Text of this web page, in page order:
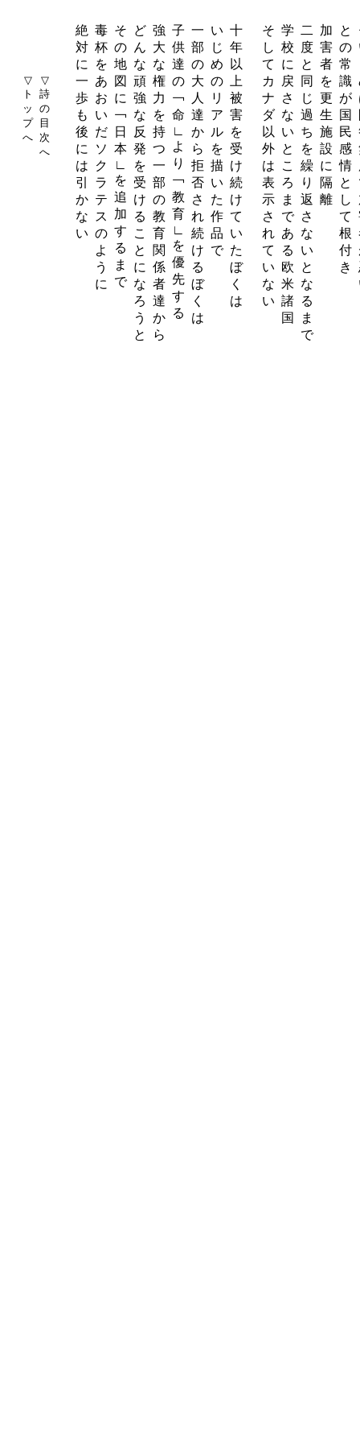
▽
ト
ッ
プ
へ
▽
詩
の
目
次
へ
絶
対
に
一
歩
も
後
に
は
引
か
な
い
毒
杯
を
あ
お
い
だ
ソ
ク
ラ
テ
ス
の
よ
う
に
そ
の
地
図
に
￢
日
本
∟
を
追
加
す
る
ま
で
ど
ん
な
頑
強
な
反
発
を
受
け
る
こ
と
に
な
ろ
う
と
強
大
な
権
力
を
持
つ
一
部
の
教
育
関
係
者
達
か
ら
子
供
達
の
￢
命
∟
よ
り
￢
教
育
∟
を
優
先
す
る
一
部
の
大
人
達
か
ら
拒
否
さ
れ
続
け
る
ぼ
く
は
い
じ
め
の
リ
ア
ル
を
描
い
た
作
品
で
十
年
以
上
被
害
を
受
け
続
け
て
い
た
ぼ
く
は
そ
し
て
カ
ナ
ダ
以
外
は
表
示
さ
れ
て
い
な
い
学
校
に
戻
さ
な
い
と
こ
ろ
ま
で
あ
る
欧
米
諸
国
二
度
と
同
じ
過
ち
を
繰
り
返
さ
な
い
と
な
る
ま
で
加
害
者
を
更
生
施
設
に
隔
離
と
の
常
識
が
国
民
感
情
と
し
て
根
付
き